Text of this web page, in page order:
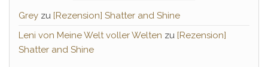
Grey zu [Rezension] Shatter and Shine
Leni von Meine Welt voller Welten zu [Rezension]
Shatter and Shine